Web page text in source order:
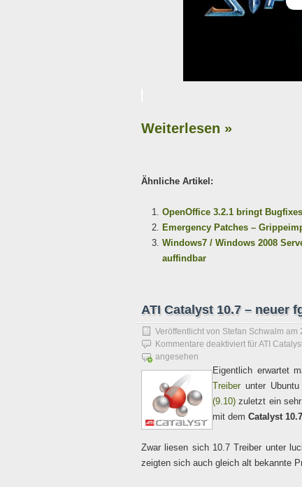
Weiterlesen »
Ähnliche Artikel:
OpenOffice 3.2.1 bringt
Emergency Patches –
Windows7 / Windows 2008
auffindbar
ATI Catalyst 10.7 – neuer
Veröffentlicht von Stefan Schwalm am
Kommentare deaktiviert für ATI
angesehen
Eigentlich erwartet
Treiberunter Ubuntu
(9.10) zuletzt ein
mit dem Catalyst 10.7
Zwar liesen sich 10.7 Treiber unter
zeigten sich auch gleich alt bekannte